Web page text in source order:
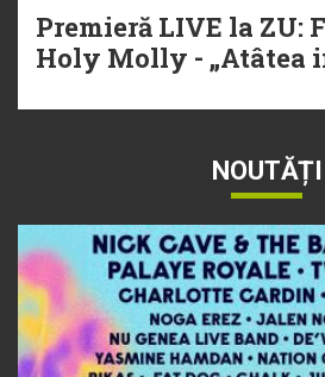
Premieră LIVE la ZU:
Holy Molly - „Atâtea
NOUTĂȚI